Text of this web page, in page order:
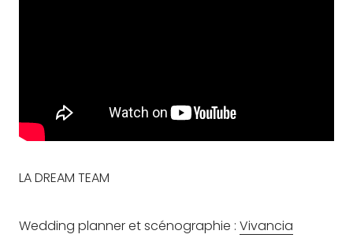
LA DREAM TEAM
Wedding planner et scénographie : Vivancia